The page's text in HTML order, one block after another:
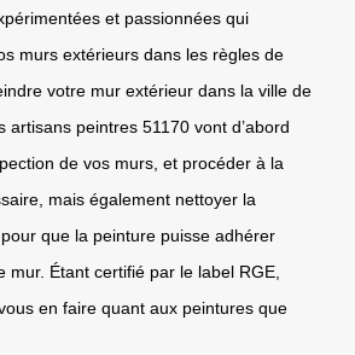
et passionnées qui
murs extérieurs dans les règles de
votre mur extérieur dans la ville de
artisans peintres 51170 vont d’abord
de vos murs, et procéder à la
mais également nettoyer la
que la peinture puisse adhérer
mur. Étant certifié par le label RGE,
en faire quant aux peintures que